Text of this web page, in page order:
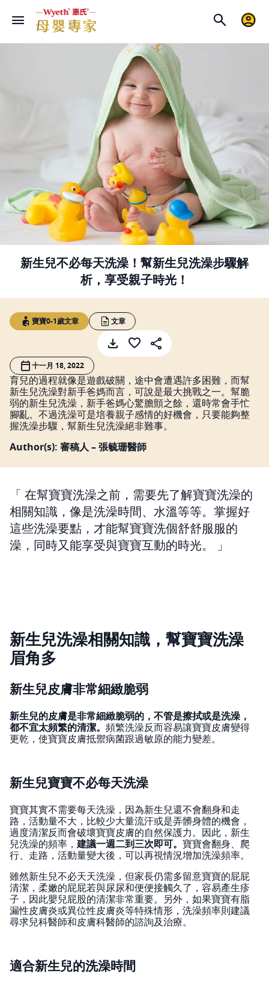
新生兒不必每天洗澡！幫新生兒洗澡步驟解
析，享受親子時光！
寶寶0-1歲文章 文章
十一月 18, 2022
育兒的過程就像是遊戲破關，途中會遭遇許多困難，而幫
新生兒洗澡對新手爸媽而言，可說是最大挑戰之一。幫脆
弱的新生兒洗澡，新手爸媽心驚膽顫之餘，還時常會手忙
腳亂。不過洗澡可是培養親子感情的好機會，只要能夠整
握洗澡步驟，幫新生兒洗澡絕非難事。
Author(s): 審稿人 – 張毓珊醫師
在幫寶寶洗澡之前，需要先了解寶寶洗澡的
相關知識，像是洗澡時間、水溫等等。掌握好
這些洗澡要點，才能幫寶寶洗個舒舒服服的
澡，同時又能享受與寶寶互動的時光。
新生兒洗澡相關知識，幫寶寶洗澡
眉角多
新生兒皮膚非常細緻脆弱
新生兒的皮膚是非常細緻脆弱的，不管是擦拭或是洗澡，
都不宜太頻繁的清潔。 頻繁洗澡反而容易讓寶寶皮膚變得
更乾，使寶寶皮膚抵禦病菌跟過敏原的能力變差。
新生兒寶寶不必每天洗澡
寶寶其實不需要每天洗澡，因為新生兒還不會翻身和走
路，活動量不大，比較少大量流汗或是弄髒身體的機會，
過度清潔反而會破壞寶寶皮膚的自然保護力。因此，新生
兒洗澡的頻率， 建議一週二到三次即可。 寶寶會翻身、爬
行、走路，活動量變大後，可以再視情況增加洗澡頻率。
雖然新生兒不必天天洗澡，但家長仍需多留意寶寶的屁屁
清潔，柔嫩的屁屁若與尿尿和便便接觸久了，容易產生疹
子，因此嬰兒屁股的清潔非常重要。另外，如果寶寶有脂
漏性皮膚炎或異位性皮膚炎等特殊情形，洗澡頻率則建議
尋求兒科醫師和皮膚科醫師的諮詢及治療。
適合新生兒的洗澡時間